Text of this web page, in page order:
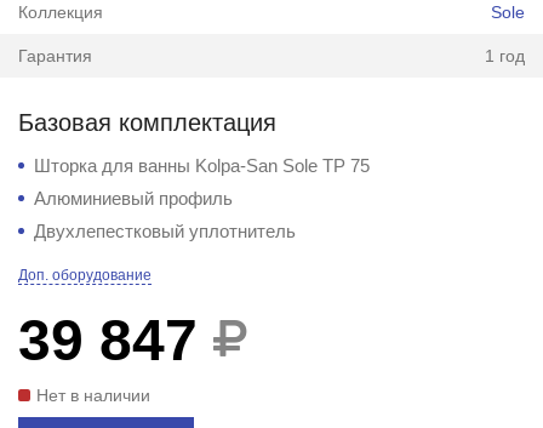
Коллекция Sole
Гарантия 1 год
Базовая комплектация
Шторка для ванны Kolpa-San Sole TP 75
Алюминиевый профиль
Двухлепестковый уплотнитель
Доп. оборудование
39 847
Нет в наличии